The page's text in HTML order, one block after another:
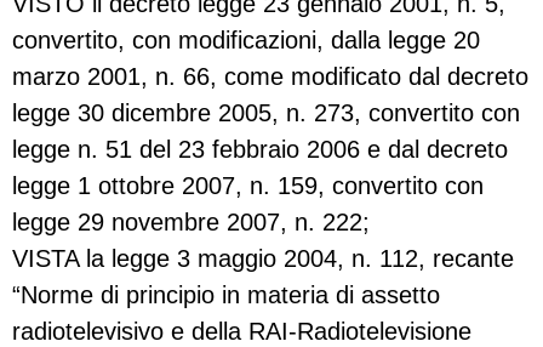
convertito, con modificazioni, dalla legge 20
marzo 2001, n. 66, come modificato dal decreto
legge 30 dicembre 2005, n. 273, convertito con
legge n. 51 del 23 febbraio 2006 e dal decreto
legge 1 ottobre 2007, n. 159, convertito con
legge 29 novembre 2007, n. 222;
VISTA la legge 3 maggio 2004, n. 112, recante
“Norme di principio in materia di assetto
radiotelevisivo e della RAI-Radiotelevisione